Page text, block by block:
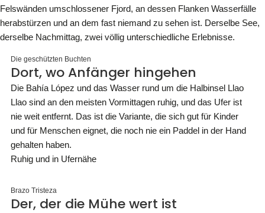
Felswänden umschlossener Fjord, an dessen Flanken Wasserfälle
herabstürzen und an dem fast niemand zu sehen ist. Derselbe See,
derselbe Nachmittag, zwei völlig unterschiedliche Erlebnisse.
Die geschützten Buchten
Dort, wo Anfänger hingehen
Die Bahía López und das Wasser rund um die Halbinsel Llao
Llao sind an den meisten Vormittagen ruhig, und das Ufer ist
nie weit entfernt. Das ist die Variante, die sich gut für Kinder
und für Menschen eignet, die noch nie ein Paddel in der Hand
gehalten haben.
Ruhig und in Ufernähe
Brazo Tristeza
Der, der die Mühe wert ist